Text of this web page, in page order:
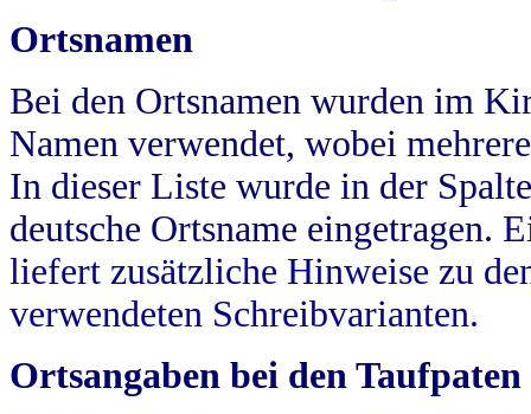
Ortsnamen
Bei den Ortsnamen wurden im
Namen verwendet, wobei
In dieser Liste wurde in der
deutsche Ortsname eingetragen.
liefert zusätzliche Hinweise zu
verwendeten Schreibvarianten.
Ortsangaben bei den Taufpaten